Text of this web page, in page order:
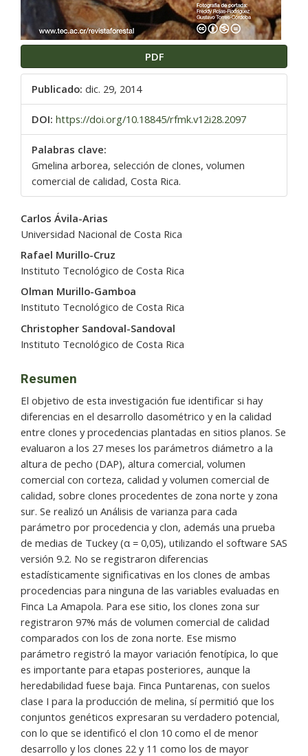
PDF
Publicado: dic. 29, 2014
DOI: https://doi.org/10.18845/rfmk.v12i28.2097
Palabras clave:
Gmelina arborea, selección de clones, volumen
comercial de calidad, Costa Rica.
Contenido
principal
artículo
Carlos Ávila-Arias
Universidad Nacional de Costa Rica
Rafael Murillo-Cruz
Instituto Tecnológico de Costa Rica
Olman Murillo-Gamboa
Instituto Tecnológico de Costa Rica
Christopher Sandoval-Sandoval
Instituto Tecnológico de Costa Rica
Resumen
El objetivo de esta investigación fue identificar si hay
diferencias en el desarrollo dasométrico y en la calidad
entre clones y procedencias plantadas en sitios planos. Se
evaluaron a los 27 meses los parámetros diámetro a la
altura de pecho (DAP), altura comercial, volumen
comercial con corteza, calidad y volumen comercial de
calidad, sobre clones procedentes de zona norte y zona
sur. Se realizó un Análisis de varianza para cada
parámetro por procedencia y clon, además una prueba
de medias de Tuckey (α = 0,05), utilizando el software SAS
versión 9.2. No se registraron diferencias
estadísticamente significativas en los clones de ambas
procedencias para ninguna de las variables evaluadas en
Finca La Amapola. Para ese sitio, los clones zona sur
registraron 97% más de volumen comercial de calidad
comparados con los de zona norte. Ese mismo
parámetro registró la mayor variación fenotípica, lo que
es importante para etapas posteriores, aunque la
heredabilidad fuese baja. Finca Puntarenas, con suelos
clase I para la producción de melina, sí permitió que los
conjuntos genéticos expresaran su verdadero potencial,
con lo que se identificó el clon 10 como el de menor
desarrollo y los clones 22 y 11 como los de mayor